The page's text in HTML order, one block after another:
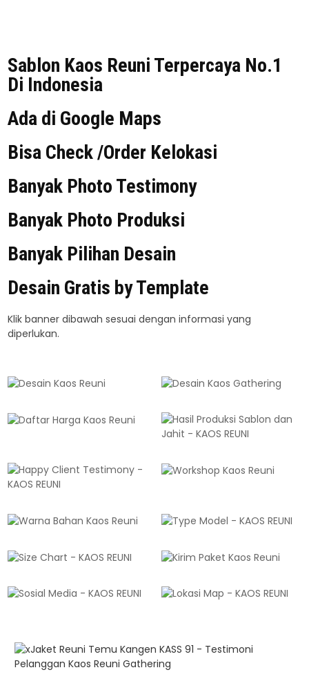
Sablon Kaos Reuni Terpercaya No.1
Di Indonesia
Ada di Google Maps
Bisa Check /Order Kelokasi
Banyak Photo Testimony
Banyak Photo Produksi
Banyak Pilihan Desain
Desain Gratis by Template
Klik banner dibawah sesuai dengan informasi yang
diperlukan.